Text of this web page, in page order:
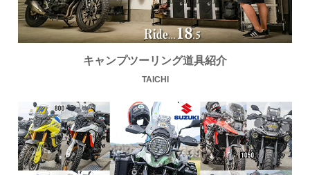
キャンプツーリング道具紹介
TAICHI